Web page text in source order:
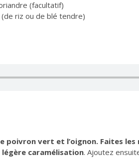
(facultatif)
riz ou de blé tendre)
poivron vert et l’oignon. Faites les
légère caramélisation. Ajoutez